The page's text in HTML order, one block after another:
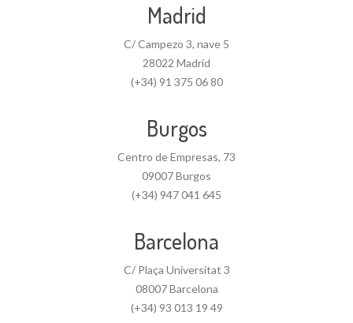
Madrid
C/ Campezo 3, nave 5
28022 Madrid
(+34) 91 375 06 80
Burgos
Centro de Empresas, 73
09007 Burgos
(+34) 947 041 645
Barcelona
C/ Plaça Universitat 3
08007 Barcelona
(+34) 93 013 19 49